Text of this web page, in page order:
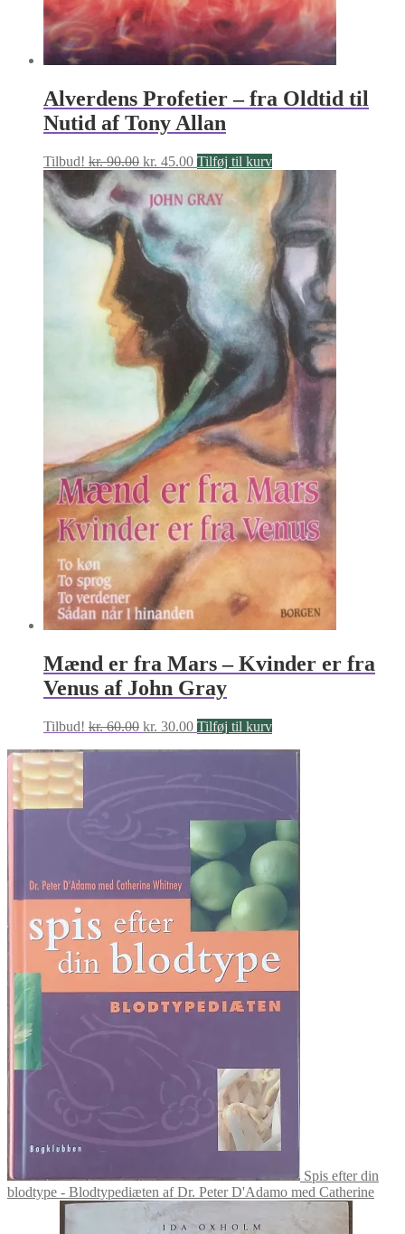
Alverdens Profetier – fra Oldtid til
Nutid af Tony Allan
Tilbud! kr.90.00 Den
oprindelige
pris
var:
kr. 90.00.
kr. 45.00Den
aktuelle
pris
er:
Tilføj til kurv
Mænd er fra Mars – Kvinder er fra
Venus af John Gray
Tilbud! kr.60.00 Den
kr. 30.00Den
kr. 30.00.
Tilføj til kurv
Spis efter din
blodtype - Blodtypediæten af Dr. Peter D'Adamo med Catherine